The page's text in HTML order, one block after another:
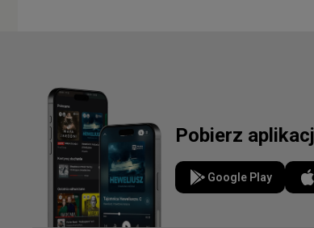
Pobierz
Google Play